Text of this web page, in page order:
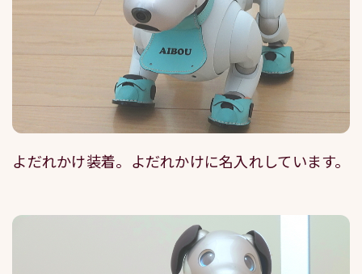
よだれかけ装着。よだれかけに名入れしています。